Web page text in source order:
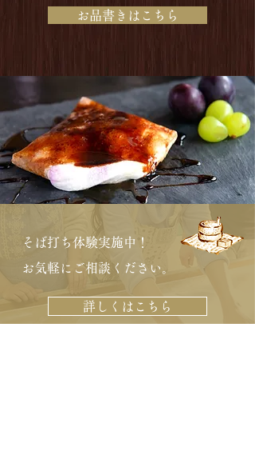
お品書きはこちら
そば打ち体験実施中！
お気軽にご相談ください。
詳しくはこちら